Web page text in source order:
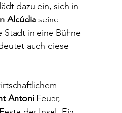
dazu ein, sich in
Alcúdia seine
Stadt in eine Bühne
auch diese
Antoni Feuer,